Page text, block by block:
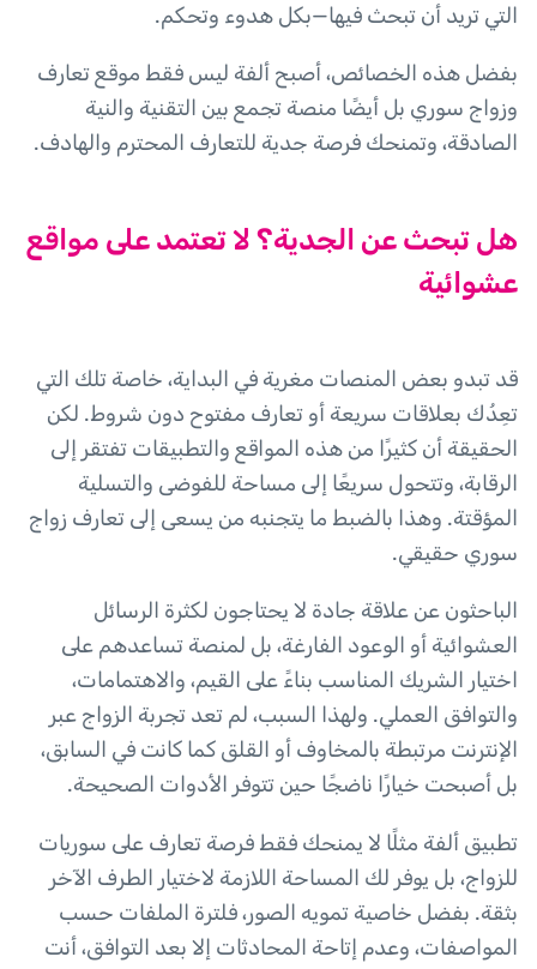
التي تريد أن تبحث فيها—بكل هدوء وتحكم.
بفضل هذه الخصائص، أصبح ألفة ليس فقط موقع تعارف
وزواج سوري بل أيضًا منصة تجمع بين التقنية والنية
الصادقة، وتمنحك فرصة جدية للتعارف المحترم والهادف.
هل تبحث عن الجدية؟ لا تعتمد على مواقع
عشوائية
قد تبدو بعض المنصات مغرية في البداية، خاصة تلك التي
تعِدُك بعلاقات سريعة أو تعارف مفتوح دون شروط. لكن
الحقيقة أن كثيرًا من هذه المواقع والتطبيقات تفتقر إلى
الرقابة، وتتحول سريعًا إلى مساحة للفوضى والتسلية
المؤقتة. وهذا بالضبط ما يتجنبه من يسعى إلى تعارف زواج
سوري حقيقي.
الباحثون عن علاقة جادة لا يحتاجون لكثرة الرسائل
العشوائية أو الوعود الفارغة، بل لمنصة تساعدهم على
اختيار الشريك المناسب بناءً على القيم، والاهتمامات،
والتوافق العملي. ولهذا السبب، لم تعد تجربة الزواج عبر
الإنترنت مرتبطة بالمخاوف أو القلق كما كانت في السابق،
بل أصبحت خيارًا ناضجًا حين تتوفر الأدوات الصحيحة.
تطبيق ألفة مثلًا لا يمنحك فقط فرصة تعارف على سوريات
للزواج، بل يوفر لك المساحة اللازمة لاختيار الطرف الآخر
بثقة. بفضل خاصية تمويه الصور، فلترة الملفات حسب
المواصفات، وعدم إتاحة المحادثات إلا بعد التوافق، أنت